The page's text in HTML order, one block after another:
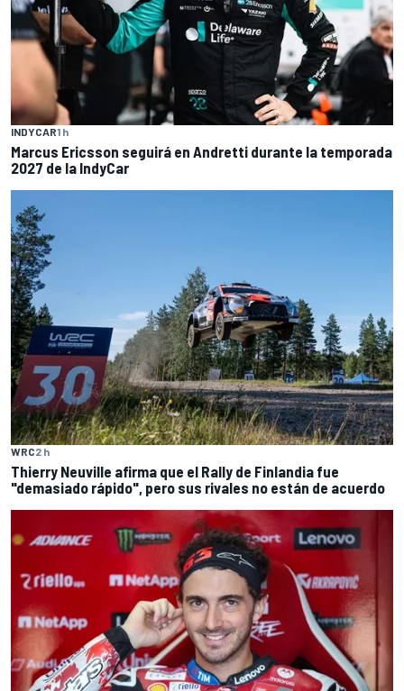
INDYCAR1 h
Marcus Ericsson seguirá en Andretti durante la temporada
2027 de la IndyCar
WRC2 h
Thierry Neuville afirma que el Rally de Finlandia fue
"demasiado rápido", pero sus rivales no están de acuerdo